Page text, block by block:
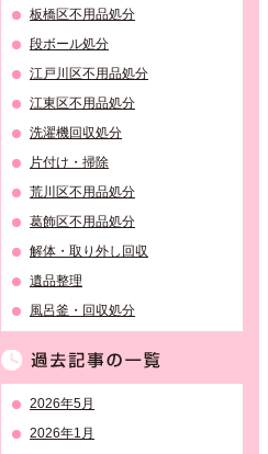
板橋区不用品処分
段ボール処分
江戸川区不用品処分
江東区不用品処分
洗濯機回収処分
片付け・掃除
荒川区不用品処分
葛飾区不用品処分
解体・取り外し回収
遺品整理
風呂釜・回収処分
2026年5月
2026年1月